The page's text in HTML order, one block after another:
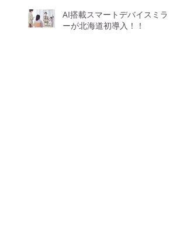
AI搭載スマートデバイスミラ
ーが北海道初導入！！